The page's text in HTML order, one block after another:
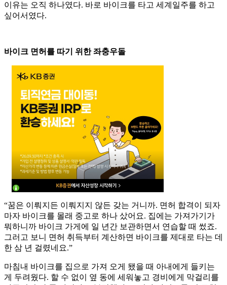
이유는 오직 하나였다. 바로 바이크를 타고 세계일주를 하고
싶어서였다.
바이크 면허를 따기 위한 좌충우돌
“꿈은 이뤄지든 이뤄지지 않든 갖는 거니까. 면허 합격이 되자
마자 바이크를 몰래 중고로 하나 샀어요. 집에는 가져가기가
뭐하니까 바이크 가게에 일 년간 보관하면서 연습할 때 썼죠.
그러고 보니 면허 취득부터 계산하면 바이크를 제대로 타는 데
한 삼 년 걸렸네요.”
마침내 바이크를 집으로 가져 오게 됐을 때 아내에게 들키는
게 두려웠다. 할 수 없이 옆 동에 세워놓고 경비에게 막걸리를